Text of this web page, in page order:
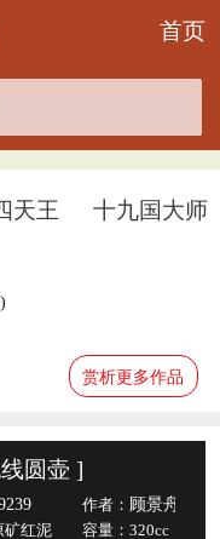
首页
天王 十九国大师
赏析更多作品
圆壶 ]
作者： 顾景舟
矿红泥 容量：320cc